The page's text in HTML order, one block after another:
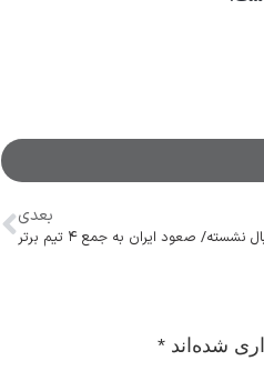
بعدی
نشسته/ صعود ایران به جمع ۴ تیم برتر
شده‌اند *